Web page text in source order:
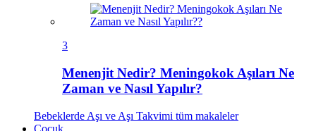
3
Menenjit Nedir? Meningokok Aşıları Ne
Zaman ve Nasıl Yapılır?
Bebeklerde Aşı ve Aşı Takvimi tüm makaleler
Çocuk